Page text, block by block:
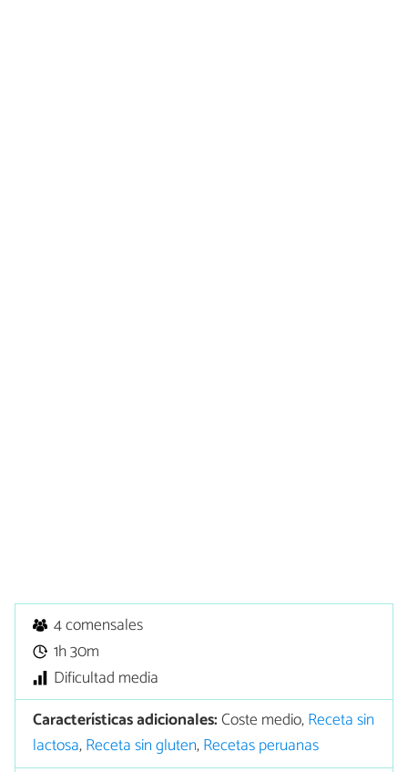
4 comensales
1h 30m
Dificultad media
Características adicionales:Coste medio,Receta sin
lactosa,Receta sin gluten,Recetas peruanas